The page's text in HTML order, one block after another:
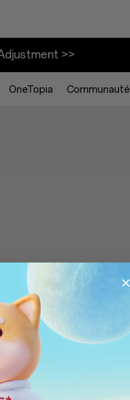
>>
OneTopia Communauté